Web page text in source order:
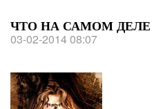
ЧТО НА САМОМ
03-02-2014 08:07